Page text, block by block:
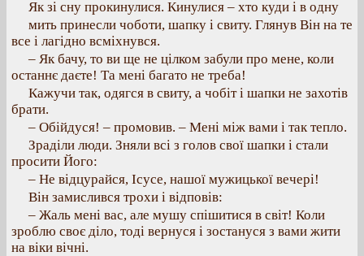
Як зі сну прокинулися. Кинулися – хто куди і в одну
мить принесли чоботи, шапку і свиту. Глянув Він на те
все і лагідно всміхнувся.
– Як бачу, то ви ще не цілком забули про мене, коли
останнє даєте! Та мені багато не треба!
Кажучи так, одягся в свиту, а чобіт і шапки не захотів
брати.
– Обійдуся! – промовив. – Мені між вами і так тепло.
Зраділи люди. Зняли всі з голов свої шапки і стали
просити Його:
– Не відцурайся, Ісусе, нашої мужицької вечері!
Він замислився трохи і відповів:
– Жаль мені вас, але мушу спішитися в світ! Коли
зроблю своє діло, тоді вернуся і зостануся з вами жити
на віки вічні.